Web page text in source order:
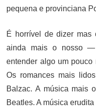
pequena e provinciana
É horrível de dizer mas
ainda mais o nosso
entender algo um
Os romances mais
Balzac. A música mais
Beatles. A música